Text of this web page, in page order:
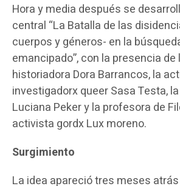
Hora y media después se
central “La Batalla de las
cuerpos y géneros- en la
emancipado”, con la presencia
historiadora Dora Barrancos, la
investigadorx queer Sasa Testa,
Luciana Peker y la profesora de
activista gordx Lux moreno.
Surgimiento
La idea apareció tres meses